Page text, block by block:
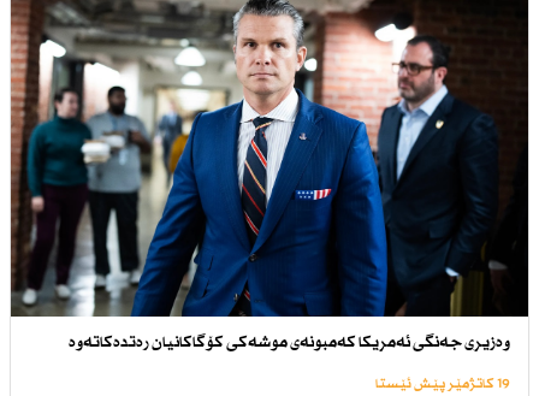
وەزیری جەنگی ئەمریكا كەمبونەی موشەكی كۆگاكانیان رەتدەكاتەوە
19 کاتژمێر پێش ئێستا